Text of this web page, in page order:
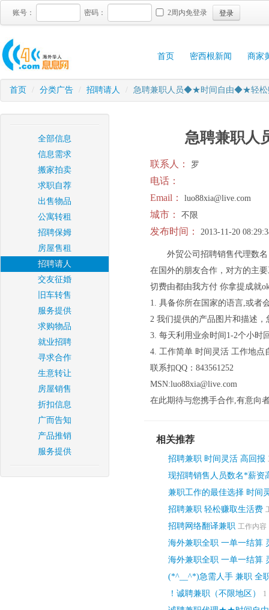
账号： 密码： 2周内免登录 登录
首页 密西根新闻 商家
首页 / 分类广告 / 招聘请人 / 急聘兼职人员◆★时间自由◆★轻松
全部信息
信息需求
搬家拍卖
求职自荐
出售物品
公寓转租
招聘保姆
房屋售租
招聘请人
交友征婚
旧车转售
服务提供
求购物品
就业招聘
寻求合作
生意转让
房屋销售
折扣信息
广而告知
产品推销
服务提供
急聘兼职
联系人： 罗
电话：
Email：
luo88xia@live.com
城市： 不限
发布时间： 2013-11-20
外贸公司招聘销售代理数
在国外的朋友合作，对方的主
切费由都由我方付 你拿提成就
1. 具备你所在国家的语言,或者
2 我们提供的产品图片和描述
3. 每天利用业余时间1-2个小时
4. 工作简单 时间灵活 工作地点
联系扣QQ：843561252
MSN:luo88xia@live.com
在此期待与您携手合作,有意向
相关推荐
招聘兼职 时间灵活 高回报
现招聘销售人员数名*薪资
兼职工作的最佳选择 时间
招聘兼职 轻松赚取生活费
招聘网络翻译兼职 工作内容
海外兼职全职 一单一结算
海外兼职全职 一单一结算
(*^__^*)急需人手 兼职 全
！诚聘兼职（不限地区）
1